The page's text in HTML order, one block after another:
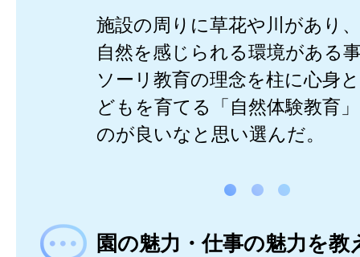
施設の周りに草花や川があり
自然を感じられる環境がある
ソーリ教育の理念を柱に心身
どもを育てる「自然体験教育
のが良いなと思い選んだ。
園の魅力・仕事の魅力を教